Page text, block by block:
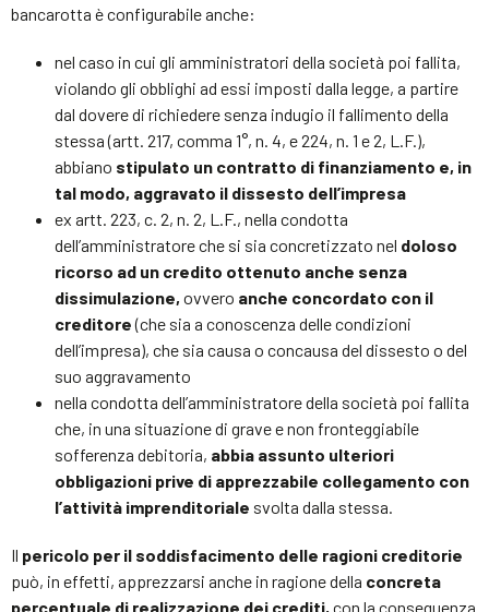
bancarotta è configurabile anche:
nel caso in cui gli amministratori della società poi fallita,
violando gli obblighi ad essi imposti dalla legge, a partire
dal dovere di richiedere senza indugio il fallimento della
stessa (artt. 217, comma 1°, n. 4, e 224, n. 1 e 2, L.F.),
abbiano stipulato un contratto di finanziamento e, in
tal modo, aggravato il dissesto dell’impresa
ex artt. 223, c. 2, n. 2, L.F., nella condotta
dell’amministratore che si sia concretizzato nel doloso
ricorso ad un credito ottenuto anche senza
dissimulazione, ovvero anche concordato con il
creditore(che sia a conoscenza delle condizioni
dell’impresa), che sia causa o concausa del dissesto o del
suo aggravamento
nella condotta dell’amministratore della società poi fallita
che, in una situazione di grave e non fronteggiabile
sofferenza debitoria, abbia assunto ulteriori
obbligazioni prive di apprezzabile collegamento con
l’attività imprenditoriale svolta dalla stessa.
Il pericolo per il soddisfacimento delle ragioni creditorie
può, in effetti, apprezzarsi anche in ragione della concreta
percentuale di realizzazione dei crediti, con la conseguenza